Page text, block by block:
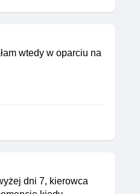
wtedy w oparciu na
dni 7, kierowca